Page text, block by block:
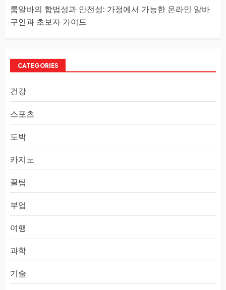
룸알바의 합법성과 안전성: 가정에서 가능한 온라인 알바
구인과 초보자 가이드
CATEGORIES
건강
스포츠
도박
카지노
꿀팁
부업
여행
과학
기술